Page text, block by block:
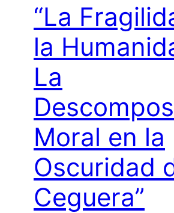
“La
la
La
Moral en la
Oscuridad
Ceguera”